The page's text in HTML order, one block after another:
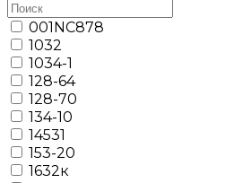
001NC878
1032
1034-1
128-64
128-70
134-10
14531
153-20
1632к